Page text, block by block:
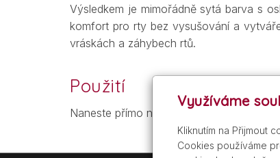
Výsledkem je mimořádně sytá barva s
komfort pro rty bez vysušování a
vráskách a záhybech rtů.
Použití
Naneste přímo na rty pomocí
Využíváme
Kliknutím na Přijmout
Cookies používáme